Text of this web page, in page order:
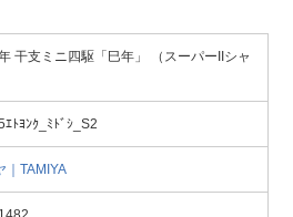
干支ミニ四駆「巳年」 （スーパーIIシャ
ﾄﾖﾝｸ_ﾐﾄﾞｼ_S2
｜TAMIYA